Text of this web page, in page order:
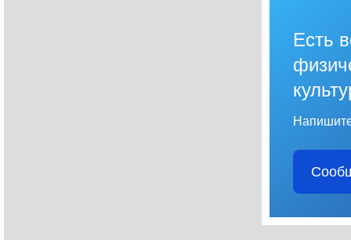
Есть